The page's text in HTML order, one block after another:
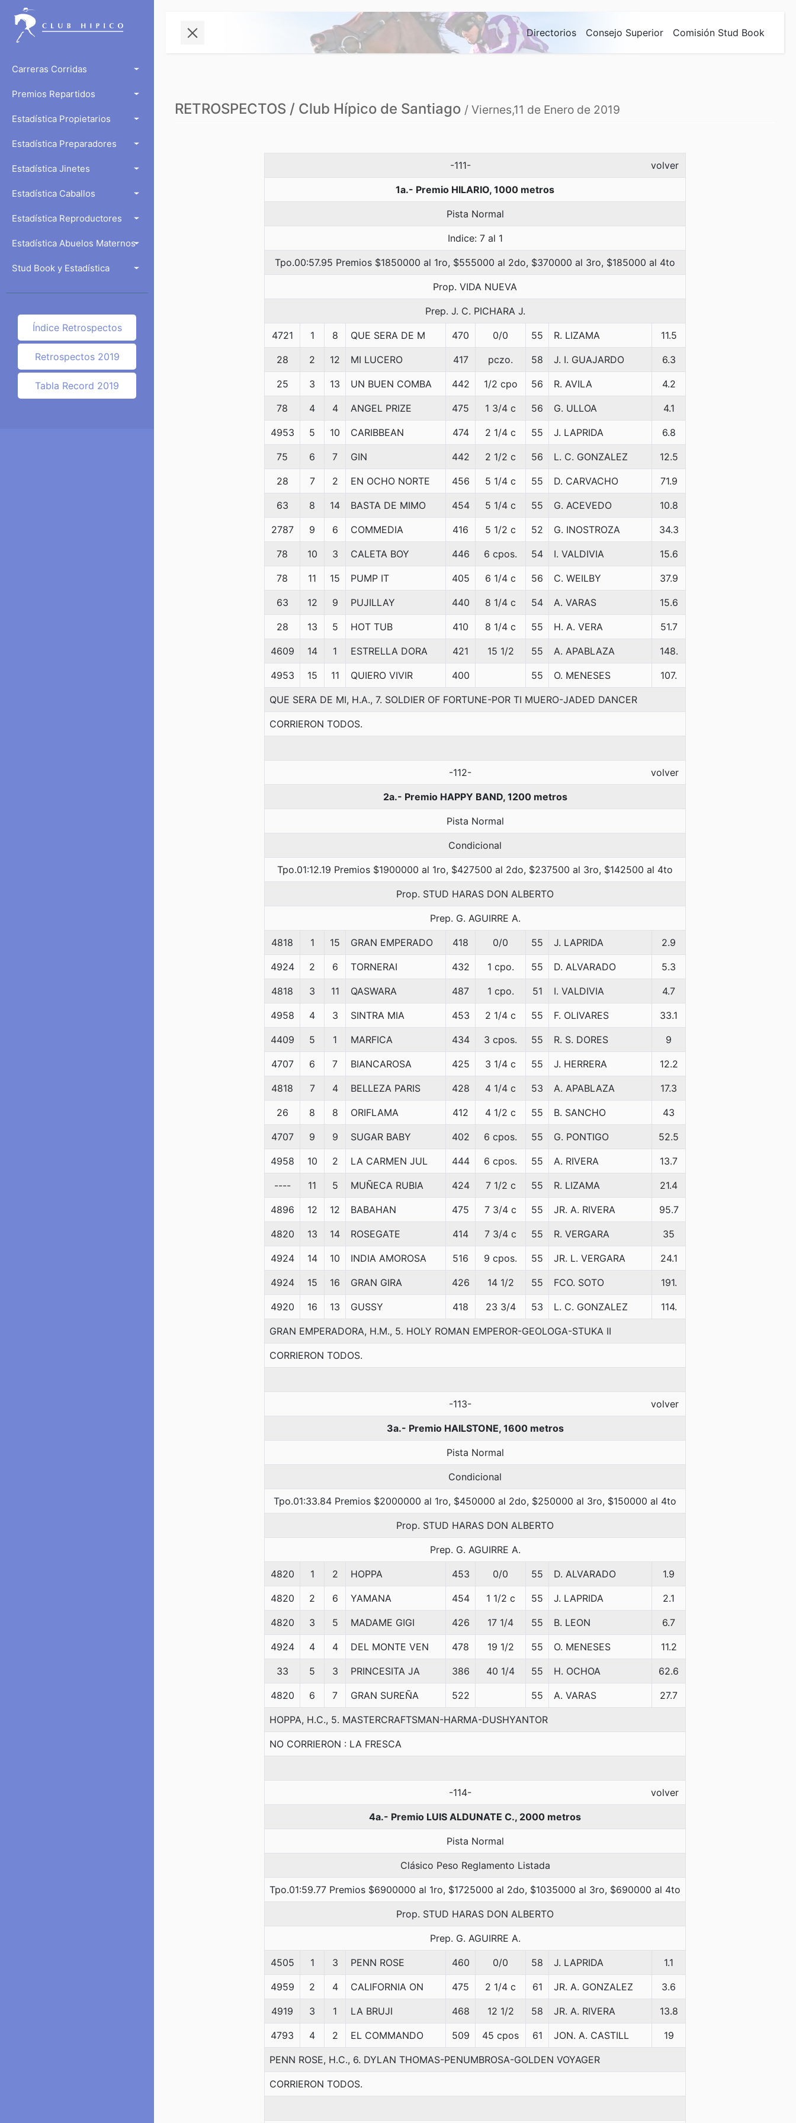
Carreras Corridas
Premios Repartidos
Estadística Propietarios
Estadística Preparadores
Estadística Jinetes
Estadística Caballos
Estadística Reproductores
Estadística Abuelos Maternos
Stud Book y Estadística
Índice Retrospectos
Retrospectos 2019
Tabla Record 2019
Directorios Consejo Superior Comisión Stud Book
RETROSPECTOS / Club Hípico de Santiago / Viernes,11 de Enero de 2019
-111- volver
1a.- Premio HILARIO, 1000 metros
Pista Normal
Indice: 7 al 1
Tpo.00:57.95 Premios $1850000 al 1ro, $555000 al 2do, $370000 al 3ro, $185000 al 4to
Prop. VIDA NUEVA
Prep. J. C. PICHARA J.
4721 1 8 QUE SERA DE M 470 0/0 55 R. LIZAMA 11.5
28 2 12 MI LUCERO 417 pczo. 58 J. I. GUAJARDO 6.3
25 3 13 UN BUEN COMBA 442 1/2 cpo 56 R. AVILA 4.2
78 4 4 ANGEL PRIZE 475 1 3/4 c 56 G. ULLOA 4.1
4953 5 10 CARIBBEAN 474 2 1/4 c 55 J. LAPRIDA 6.8
75 6 7 GIN 442 2 1/2 c 56 L. C. GONZALEZ 12.5
28 7 2 EN OCHO NORTE 456 5 1/4 c 55 D. CARVACHO 71.9
63 8 14 BASTA DE MIMO 454 5 1/4 c 55 G. ACEVEDO 10.8
2787 9 6 COMMEDIA 416 5 1/2 c 52 G. INOSTROZA 34.3
78 10 3 CALETA BOY 446 6 cpos. 54 I. VALDIVIA 15.6
78 11 15 PUMP IT 405 6 1/4 c 56 C. WEILBY 37.9
63 12 9 PUJILLAY 440 8 1/4 c 54 A. VARAS 15.6
28 13 5 HOT TUB 410 8 1/4 c 55 H. A. VERA 51.7
4609 14 1 ESTRELLA DORA 421 15 1/2 55 A. APABLAZA 148.
4953 15 11 QUIERO VIVIR 400 55 O. MENESES 107.
QUE SERA DE MI, H.A., 7. SOLDIER OF FORTUNE-POR TI MUERO-JADED DANCER
CORRIERON TODOS.
-112- volver
2a.- Premio HAPPY BAND, 1200 metros
Pista Normal
Condicional
Tpo.01:12.19 Premios $1900000 al 1ro, $427500 al 2do, $237500 al 3ro, $142500 al 4to
Prop. STUD HARAS DON ALBERTO
Prep. G. AGUIRRE A.
4818 1 15 GRAN EMPERADO 418 0/0 55 J. LAPRIDA 2.9
4924 2 6 TORNERAI 432 1 cpo. 55 D. ALVARADO 5.3
4818 3 11 QASWARA 487 1 cpo. 51 I. VALDIVIA 4.7
4958 4 3 SINTRA MIA 453 2 1/4 c 55 F. OLIVARES 33.1
4409 5 1 MARFICA 434 3 cpos. 55 R. S. DORES 9
4707 6 7 BIANCAROSA 425 3 1/4 c 55 J. HERRERA 12.2
4818 7 4 BELLEZA PARIS 428 4 1/4 c 53 A. APABLAZA 17.3
26 8 8 ORIFLAMA 412 4 1/2 c 55 B. SANCHO 43
4707 9 9 SUGAR BABY 402 6 cpos. 55 G. PONTIGO 52.5
4958 10 2 LA CARMEN JUL 444 6 cpos. 55 A. RIVERA 13.7
---- 11 5 MUÑECA RUBIA 424 7 1/2 c 55 R. LIZAMA 21.4
4896 12 12 BABAHAN 475 7 3/4 c 55 JR. A. RIVERA 95.7
4820 13 14 ROSEGATE 414 7 3/4 c 55 R. VERGARA 35
4924 14 10 INDIA AMOROSA 516 9 cpos. 55 JR. L. VERGARA 24.1
4924 15 16 GRAN GIRA 426 14 1/2 55 FCO. SOTO 191.
4920 16 13 GUSSY 418 23 3/4 53 L. C. GONZALEZ 114.
GRAN EMPERADORA, H.M., 5. HOLY ROMAN EMPEROR-GEOLOGA-STUKA II
CORRIERON TODOS.
-113- volver
3a.- Premio HAILSTONE, 1600 metros
Pista Normal
Condicional
Tpo.01:33.84 Premios $2000000 al 1ro, $450000 al 2do, $250000 al 3ro, $150000 al 4to
Prop. STUD HARAS DON ALBERTO
Prep. G. AGUIRRE A.
4820 1 2 HOPPA 453 0/0 55 D. ALVARADO 1.9
4820 2 6 YAMANA 454 1 1/2 c 55 J. LAPRIDA 2.1
4820 3 5 MADAME GIGI 426 17 1/4 55 B. LEON 6.7
4924 4 4 DEL MONTE VEN 478 19 1/2 55 O. MENESES 11.2
33 5 3 PRINCESITA JA 386 40 1/4 55 H. OCHOA 62.6
4820 6 7 GRAN SUREÑA 522 55 A. VARAS 27.7
HOPPA, H.C., 5. MASTERCRAFTSMAN-HARMA-DUSHYANTOR
NO CORRIERON : LA FRESCA
-114- volver
4a.- Premio LUIS ALDUNATE C., 2000 metros
Pista Normal
Clásico Peso Reglamento Listada
Tpo.01:59.77 Premios $6900000 al 1ro, $1725000 al 2do, $1035000 al 3ro, $690000 al 4to
Prop. STUD HARAS DON ALBERTO
Prep. G. AGUIRRE A.
4505 1 3 PENN ROSE 460 0/0 58 J. LAPRIDA 1.1
4959 2 4 CALIFORNIA ON 475 2 1/4 c 61 JR. A. GONZALEZ 3.6
4919 3 1 LA BRUJI 468 12 1/2 58 JR. A. RIVERA 13.8
4793 4 2 EL COMMANDO 509 45 cpos 61 JON. A. CASTILL 19
PENN ROSE, H.C., 6. DYLAN THOMAS-PENUMBROSA-GOLDEN VOYAGER
CORRIERON TODOS.